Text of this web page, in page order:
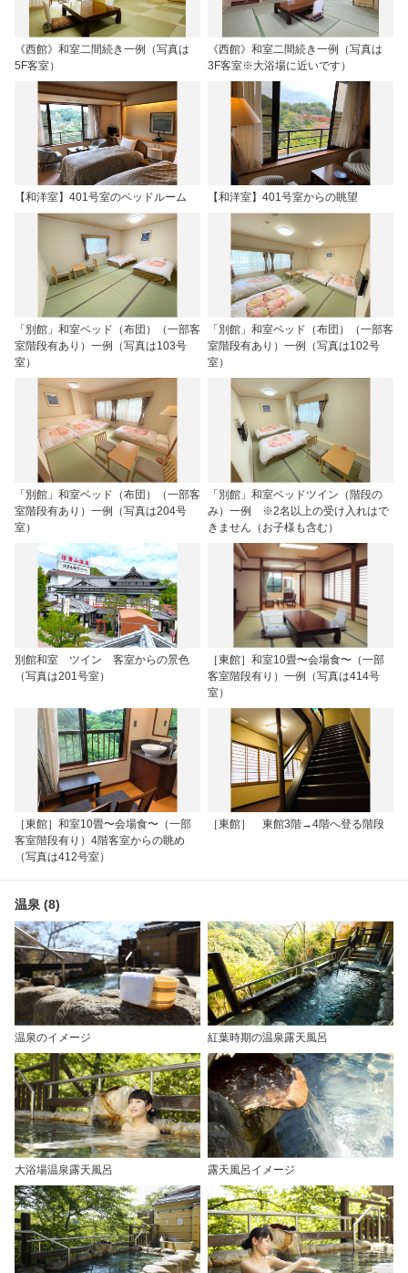
《西館》和室二間続き一例（写真は
5F客室）
《西館》和室二間続き一例（写真は
3F客室※大浴場に近いです）
【和洋室】401号室のベッドルーム 【和洋室】401号室からの眺望
「別館」和室ベッド（布団）（一部客
室階段有あり）一例（写真は103号
室）
「別館」和室ベッド（布団）（一部客
室階段有あり）一例（写真は102号
室）
「別館」和室ベッド（布団）（一部客
室階段有あり）一例（写真は204号
室）
「別館」和室ベッドツイン（階段の
み）一例 ※2名以上の受け入れはで
きません（お子様も含む）
別館和室 ツイン 客室からの景色
（写真は201号室）
［東館］和室10畳〜会場食〜（一部
客室階段有り）一例（写真は414号
室）
［東館］和室10畳〜会場食〜（一部
客室階段有り）4階客室からの眺め
（写真は412号室）
［東館］ 東館3階→4階へ登る階段
温泉 (8)
温泉のイメージ 紅葉時期の温泉露天風呂
大浴場温泉露天風呂 露天風呂イメージ